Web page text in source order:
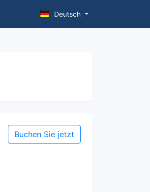
Deutsch
Buchen Sie jetzt